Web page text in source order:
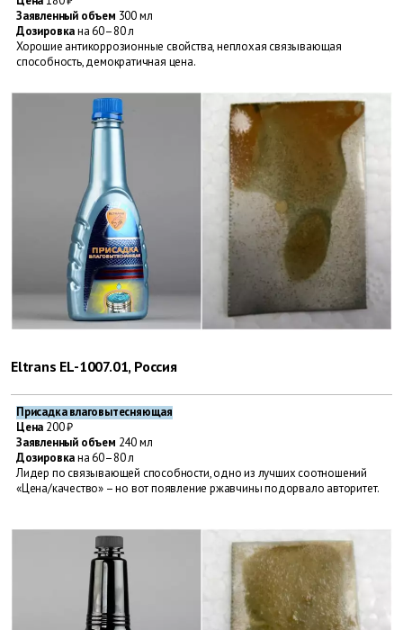
Заявленный объем 300 мл
Дозировкана 60–80 л
Хорошие антикоррозионные ­свойства, неплохая связывающая
способность, демократичная цена.
Eltrans EL-1007.01, Россия
Присадка влаговытесняющая
Цена 200 ₽
Заявленный объем 240 мл
Дозировкана 60–80 л
Лидер по связывающей способности, одно из лучших соотношений
«Цена/качество» – но вот появление ржавчины подорвало авторитет.